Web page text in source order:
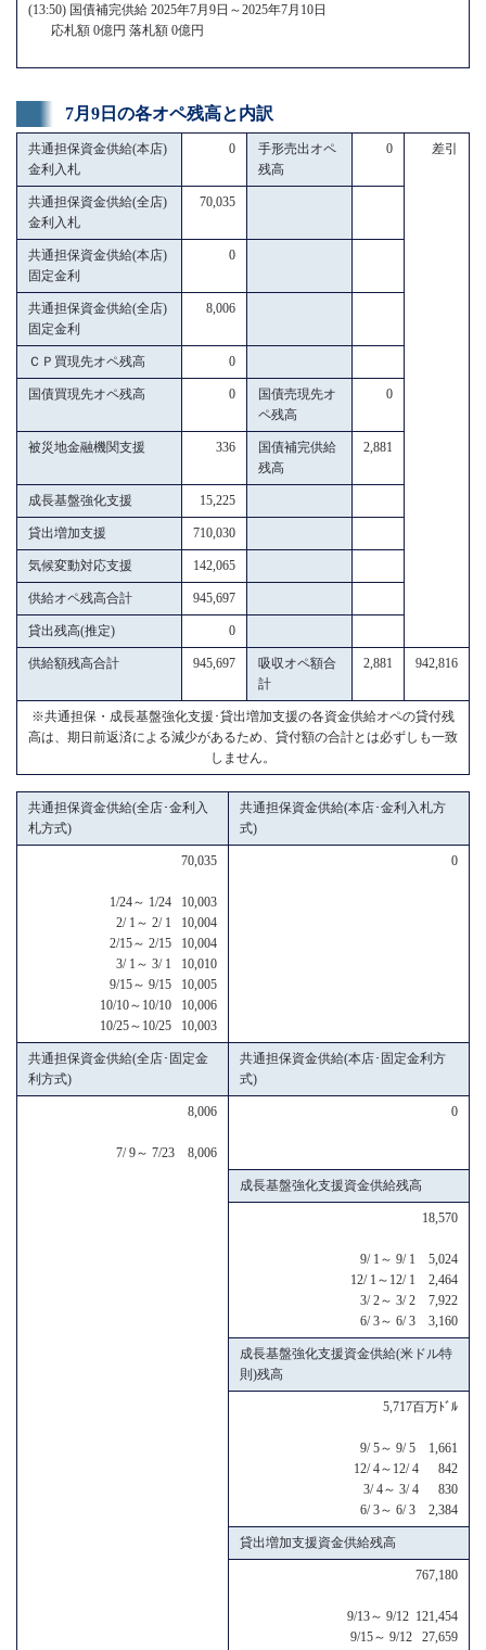
(13:50) 国債補完供給 2025年7月9日～2025年7月10日
応札額 0億円 落札額 0億円
7月9日の各オペ残高と内訳
共通担保資金供給(本店)
金利入札
0
手形売出オペ
残高
0 差引
共通担保資金供給(全店)
金利入札
70,035
共通担保資金供給(本店)
固定金利
0
共通担保資金供給(全店)
固定金利
8,006
ＣＰ買現先オペ残高 0
国債買現先オペ残高 0
国債売現先オ
ペ残高
0
被災地金融機関支援 336
国債補完供給
残高
2,881
成長基盤強化支援 15,225
貸出増加支援 710,030
気候変動対応支援 142,065
供給オペ残高合計 945,697
貸出残高(推定) 0
供給額残高合計 945,697
吸収オペ額合
計
2,881 942,816
※共通担保・成長基盤強化支援･貸出増加支援の各資金供給オペの貸付残
高は、期日前返済による減少があるため、貸付額の合計とは必ずしも一致
しません。
共通担保資金供給(全店･金利入
札方式)
共通担保資金供給(本店･金利入札方
式)
70,035
1/24～ 1/24 10,003
2/ 1～ 2/ 1 10,004
2/15～ 2/15 10,004
3/ 1～ 3/ 1 10,010
9/15～ 9/15 10,005
10/10～10/10 10,006
10/25～10/25 10,003
0
共通担保資金供給(全店･固定金
利方式)
共通担保資金供給(本店･固定金利方
式)
8,006
7/ 9～ 7/23 8,006
0
成長基盤強化支援資金供給残高
18,570
9/ 1～ 9/ 1 5,024
12/ 1～12/ 1 2,464
3/ 2～ 3/ 2 7,922
6/ 3～ 6/ 3 3,160
成長基盤強化支援資金供給(米ドル特
則)残高
5,717百万ﾄﾞﾙ
9/ 5～ 9/ 5 1,661
12/ 4～12/ 4 842
3/ 4～ 3/ 4 830
6/ 3～ 6/ 3 2,384
貸出増加支援資金供給残高
767,180
9/13～ 9/12 121,454
9/15～ 9/12 27,659